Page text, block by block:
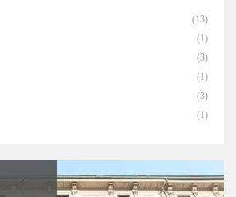
(13)
(1)
(3)
(1)
(3)
(1)